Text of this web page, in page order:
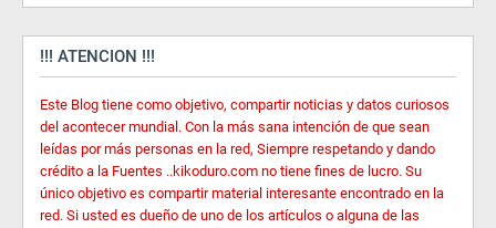
!!! ATENCION !!!
Este Blog tiene como objetivo, compartir noticias y datos curiosos
del acontecer mundial. Con la más sana intención de que sean
leídas por más personas en la red, Siempre respetando y dando
crédito a la Fuentes ..kikoduro.com no tiene fines de lucro. Su
único objetivo es compartir material interesante encontrado en la
red. Si usted es dueño de uno de los artículos o alguna de las